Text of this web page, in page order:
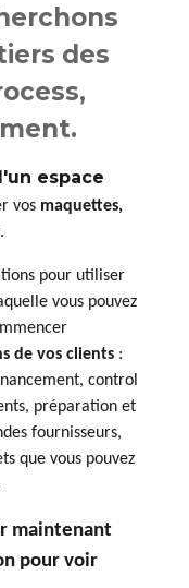
des
espace
vos maquettes,
.
pour utiliser
vous pouvez
de vos clients :
control
préparation et
fournisseurs,
que vous pouvez
maintenant
pour voir